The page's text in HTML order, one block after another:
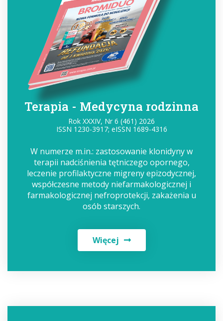
Terapia - Medycyna rodzinna
Rok XXXIV, Nr 6 (461) 2026
ISSN 1230-3917; eISSN 1689-4316
W numerze m.in.: zastosowanie klonidyny w
terapii nadciśnienia tętniczego opornego,
leczenie profilaktyczne migreny epizodycznej,
współczesne metody niefarmakologicznej i
farmakologicznej nefroprotekcji, zakażenia u
osób starszych.
Więcej